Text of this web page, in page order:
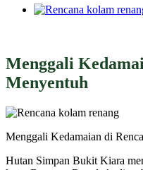
View
Menggali
Menyentuh
Menggali Kedamaian di
Hutan Simpan Bukit Kiara